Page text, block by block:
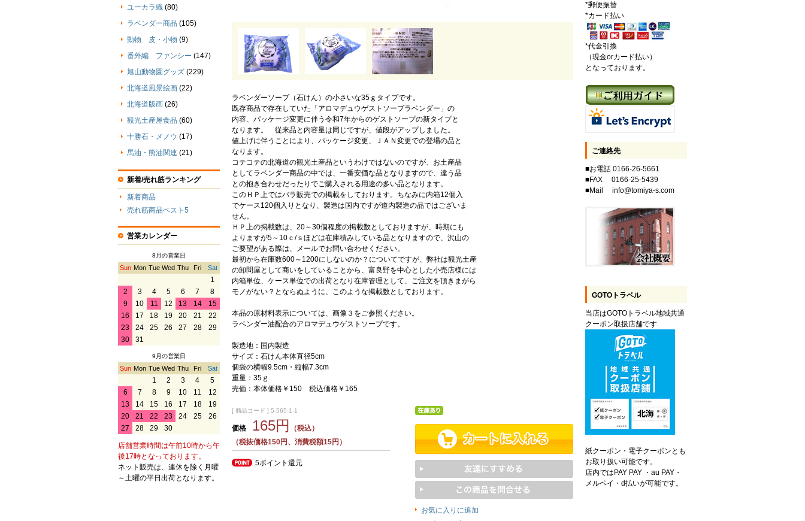
ラベンダーソープ（石けん）の小さいな35ｇタイプです。
既存商品で存在していた「アロマデュウゲストソープラベンダー」の
内容、パッケージ変更に伴う令和7年からのゲストソープの新タイプと
なります。 従来品と内容量は同じですが、値段がアップしました。
値上げに伴うことにより、パッケージ変更、ＪＡＮ変更での登場の品と
なります。
コテコテの北海道の観光土産品というわけではないのですが、お土産品
としてラベンダー商品の中では、一番安価な品となりますので、違う品
との抱き合わせだったりでご購入される用途の多い品となります。
このＨＰ上ではバラ販売での掲載をしております。ちなみに内箱12個入
でケース120個入りとなり、製造は国内ですが道内製造の品ではございま
せん。
ＨＰ上の掲載数は、20～30個程度の掲載数としておりますが、時期にも
よりますが5～10ｃ/ｓほどは在庫積みしている品となりますので、沢山の
ご要望がある際は、メールでお問い合わせください。
最初から在庫数600～1200にしないのか？についてですが、弊社は観光土産
の卸問屋として商いをしていることから、富良野を中心とした小売店様には
内箱単位、ケース単位での出荷となり在庫管理として、ご注文を頂きまがら
モノがない？とならぬように、このような掲載数としております。
本品の原材料表示については、画像３をご参照ください。
ラベンダー油配合のアロマデュウゲストソープです。
製造地：国内製造
サイズ：石けん本体直径5cm
個袋の横幅9.5cm・縦幅7.3cm
重量：35ｇ
売価：本体価格￥150 税込価格￥165
[ 商品コード ] 5-565-1-1
価格 165円
（税込）
（税抜価格150円、消費税額15円）
5ポイント還元
お気に入りに追加
ユーカラ織 (80)
ラベンダー商品 (105)
動物 皮・小物 (9)
番外編 ファンシー (147)
旭山動物園グッズ (229)
北海道風景絵画 (22)
北海道版画 (26)
観光土産屋食品 (60)
十勝石・メノウ (17)
馬油・熊油関連 (21)
新着/売れ筋ランキング
新着商品
売れ筋商品ベスト5
営業カレンダー
8月の営業日
Sun Mon Tue Wed Thu Fri Sat
1
2
3 4 5 6 7
8
9
10 11 12 13 14
15
16
17 18 19 20 21
22
23
24 25 26 27 28
29
30
31
9月の営業日
Sun Mon Tue Wed Thu Fri Sat
1 2 3 4
5
6
7 8 9 10 11
12
13
14 15 16 17 18
19
20
21 22 23 24 25
26
27
28 29 30
店舗営業時間は午前10時から午
後17時となっております。
ネット販売は、連休を除く月曜
～土曜の平日出荷となります。
*郵便振替
*カード払い
*代金引換
（現金orカード払い）
となっております。
ご連絡先
■お電話 0166-26-5661
■FAX 0166-25-5439
■Mail info@tomiya-s.com
GOTOトラベル
当店はGOTOトラベル地域共通
クーポン取扱店舗です
紙クーポン・電子クーポンとも
お取り扱い可能です。
店内ではPAY PAY ・au PAY・
メルペイ・d払いが可能です。